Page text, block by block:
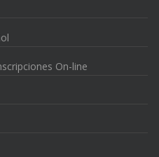
On-line